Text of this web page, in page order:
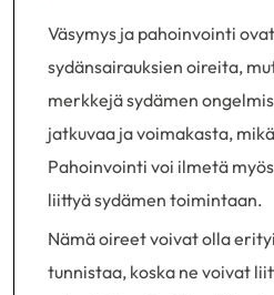
Väsymys ja pahoinvointi
sydänsairauksien oireita,
merkkejä sydämen
jatkuvaa ja voimakasta,
Pahoinvointi voi ilmetä
liittyä sydämen toimintaan.
Nämä oireet voivat olla
tunnistaa, koska ne voivat